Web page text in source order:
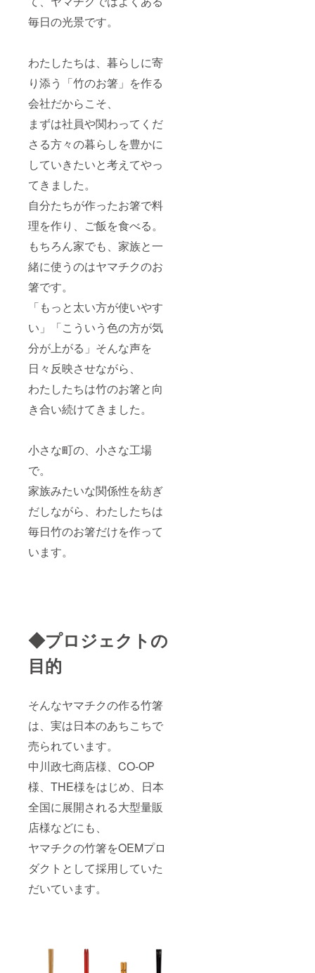
毎日の光景です。
わたしたちは、暮らしに寄
り添う「竹のお箸」を作る
会社だからこそ、
まずは社員や関わってくだ
さる方々の暮らしを豊かに
していきたいと考えてやっ
てきました。
自分たちが作ったお箸で料
理を作り、ご飯を食べる。
もちろん家でも、家族と一
緒に使うのはヤマチクのお
箸です。
「もっと太い方が使いやす
い」「こういう色の方が気
分が上がる」そんな声を
日々反映させながら、
わたしたちは竹のお箸と向
き合い続けてきました。
小さな町の、小さな工場
で。
家族みたいな関係性を紡ぎ
だしながら、わたしたちは
毎日竹のお箸だけを作って
います。
◆プロジェクトの
目的
そんなヤマチクの作る竹箸
は、実は日本のあちこちで
売られています。
中川政七商店様、CO-OP
様、THE様をはじめ、日本
全国に展開される大型量販
店様などにも、
ヤマチクの竹箸をOEMプロ
ダクトとして採用していた
だいています。